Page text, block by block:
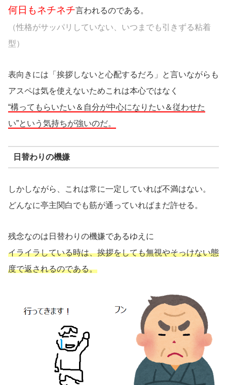
何日もネチネチ言われるのである。
（性格がサッパリしていない、いつまでも引きずる粘着
型）
表向きには「挨拶しないと心配するだろ」と言いながらも
アスペは気を使えないためこれは本心ではなく
“構ってもらいたい＆自分が中心になりたい＆従わせた
い”という気持ちが強いのだ。
日替わりの機嫌
しかしながら、これは常に一定していれば不満はない。
どんなに亭主関白でも筋が通っていればまだ許せる。
残念なのは日替わりの機嫌であるゆえに
イライラしている時は、挨拶をしても無視やそっけない態
度で返されるのである。